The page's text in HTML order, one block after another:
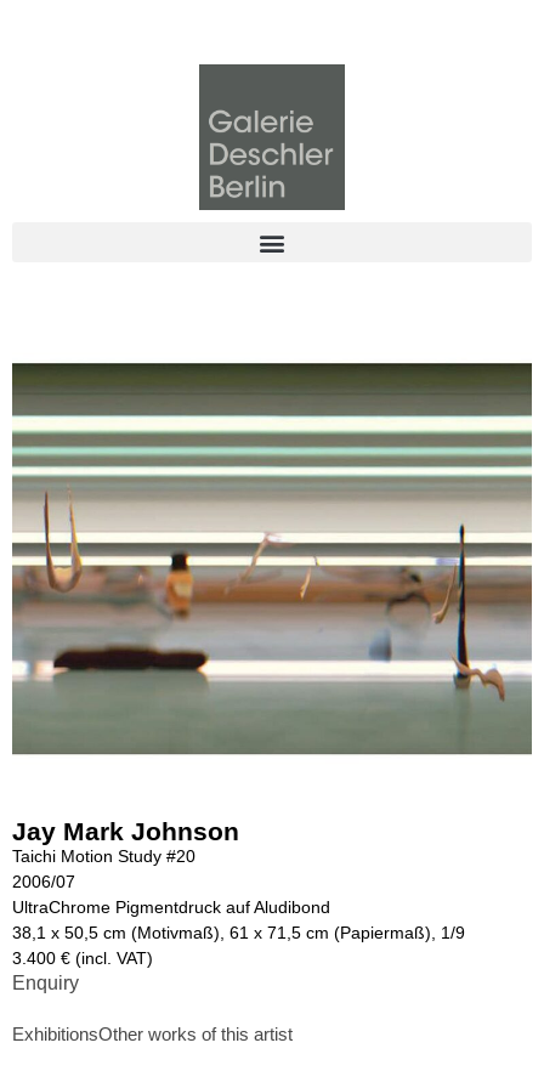
Jay Mark Johnson
Taichi Motion Study #20
2006/07
UltraChrome Pigmentdruck auf Aludibond
38,1 x 50,5 cm (Motivmaß), 61 x 71,5 cm (Papiermaß), 1/9
3.400 € (incl. VAT)
Enquiry
ExhibitionsOther works of this artist